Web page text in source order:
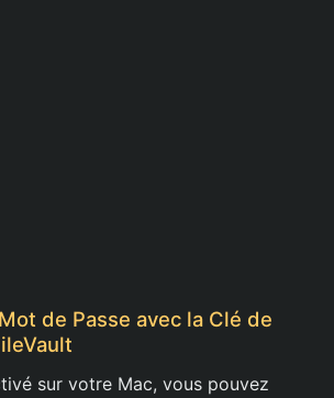
de Passe avec la Clé de
sur votre Mac, vous pouvez